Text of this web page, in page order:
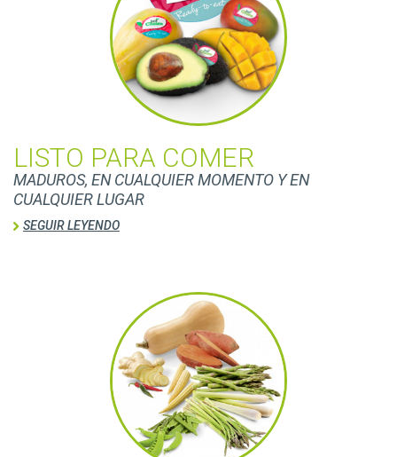
LISTO PARA COMER
MADUROS, EN CUALQUIER MOMENTO Y EN
CUALQUIER LUGAR
SEGUIR LEYENDO